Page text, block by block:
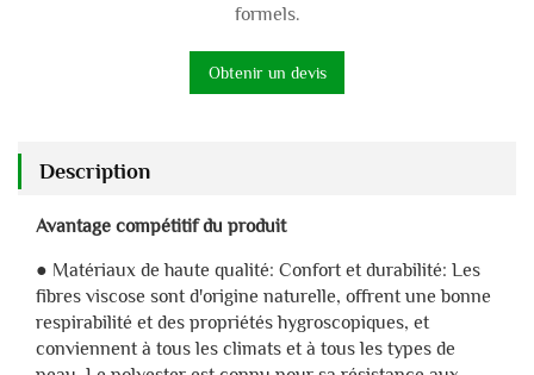
formels.
Obtenir un devis
Description
Avantage compétitif du produit
● Matériaux de haute qualité: Confort et durabilité: Les
fibres viscose sont d'origine naturelle, offrent une bonne
respirabilité et des propriétés hygroscopiques, et
conviennent à tous les climats et à tous les types de